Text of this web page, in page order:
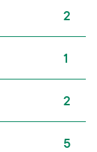
2
1
2
5